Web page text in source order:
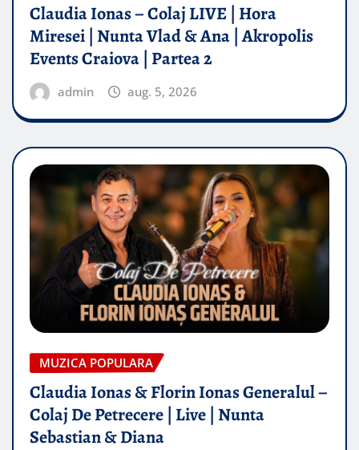
Claudia Ionas – Colaj LIVE | Hora
Miresei | Nunta Vlad & Ana | Akropolis
Events Craiova | Partea 2
admin aug. 5, 2026
MUZICA POPULARA
Claudia Ionas & Florin Ionas Generalul –
Colaj De Petrecere | Live | Nunta
Sebastian & Diana